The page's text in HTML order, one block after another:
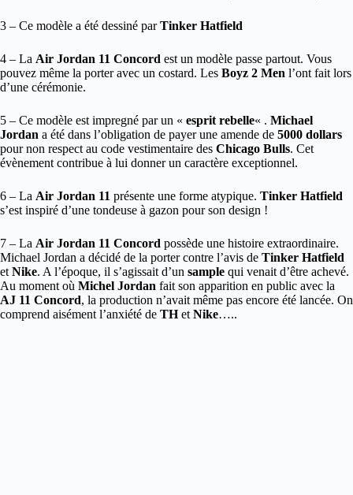
3 – Ce modèle a été dessiné parTinker Hatfield
4 – La Air Jordan 11 Concord est un modèle passe partout. Vous
pouvez même la porter avec un costard. Les Boyz 2 Men l’ont fait lors
d’une cérémonie.
5 – Ce modèle est impregné par un « esprit rebelle« . Michael
Jordan a été dans l’obligation de payer une amende de 5000 dollars
pour non respect au code vestimentaire des Chicago Bulls. Cet
évènement contribue à lui donner un caractère exceptionnel.
6 – La Air Jordan 11 présente une forme atypique. Tinker Hatfield
s’est inspiré d’une tondeuse à gazon pour son design !
7 – La Air Jordan 11 Concord possède une histoire extraordinaire.
Michael Jordan a décidé de la porter contre l’avis de Tinker Hatfield
et Nike. A l’époque, il s’agissait d’un sample qui venait d’être achevé.
Au moment où Michel Jordan fait son apparition en public avec la
AJ 11 Concord, la production n’avait même pas encore été lancée. On
comprend aisément l’anxiété de THet Nike…..